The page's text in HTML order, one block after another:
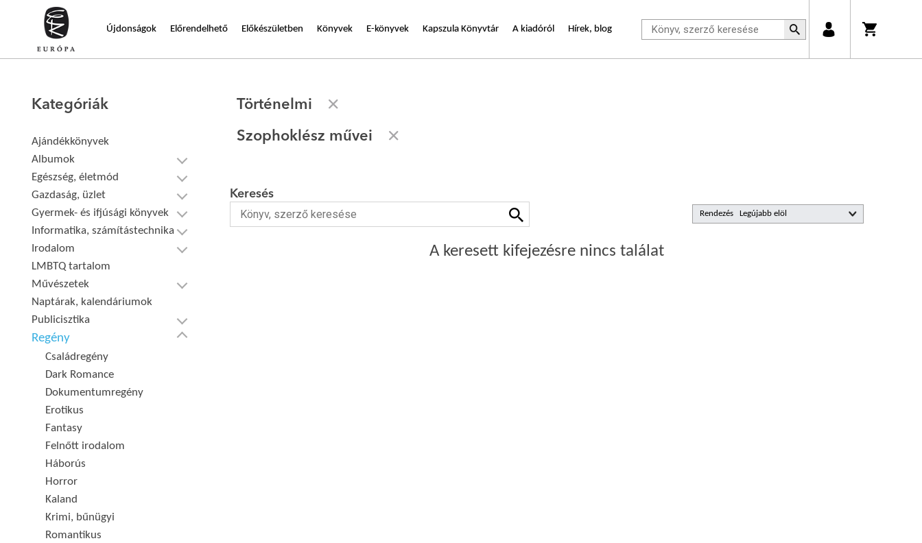
Újdonságok Előrendelhető Előkészületben Könyvek E-könyvek Kapszula Könyvtár A kiadóról Hírek, blog
Kategóriák
Ajándékkönyvek
Albumok
Egészség, életmód
Gazdaság, üzlet
Gyermek- és ifjúsági könyvek
Informatika, számítástechnika
Irodalom
LMBTQ tartalom
Művészetek
Naptárak, kalendáriumok
Publicisztika
Regény
Családregény
Dark Romance
Dokumentumregény
Erotikus
Fantasy
Felnőtt irodalom
Háborús
Horror
Kaland
Krimi, bűnügyi
Romantikus
Történelmi
Szophoklész művei
Rendezés
Keresés
A keresett kifejezésre nincs találat